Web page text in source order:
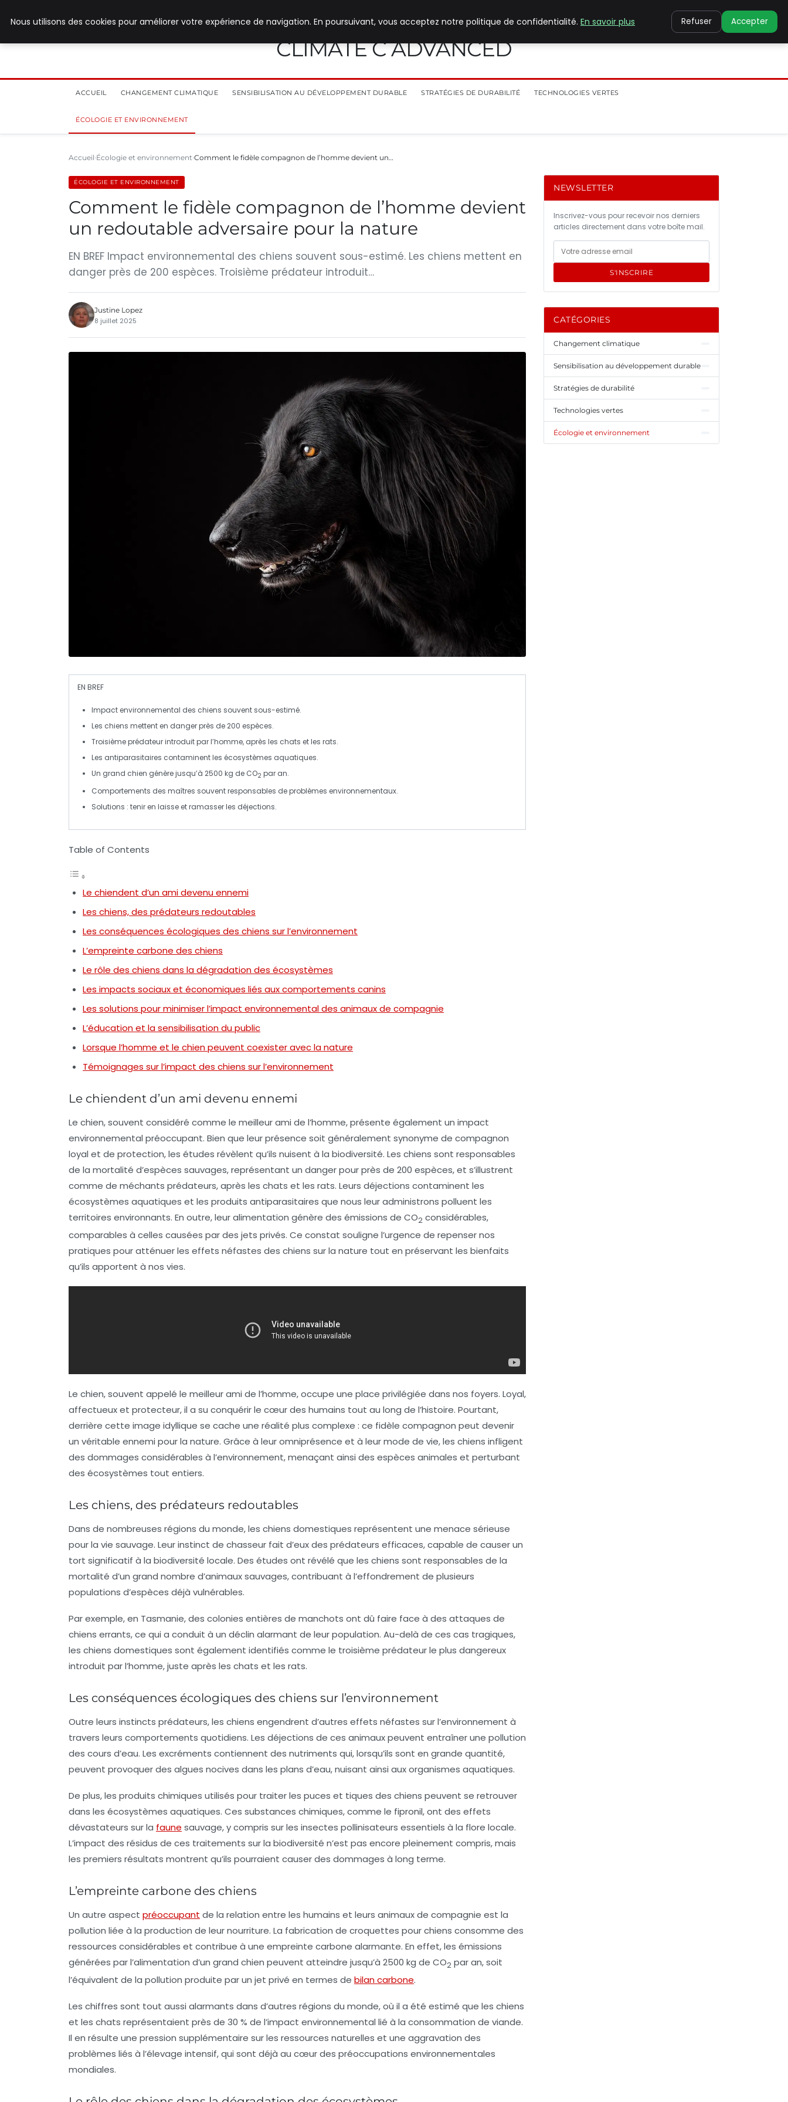
CLIMATE C ADVANCED
ACCUEIL CHANGEMENT CLIMATIQUE SENSIBILISATION AU DÉVELOPPEMENT DURABLE STRATÉGIES DE DURABILITÉ TECHNOLOGIES VERTES
ÉCOLOGIE ET ENVIRONNEMENT
Accueil Écologie et environnement Comment le fidèle compagnon de l’homme devient un…
ÉCOLOGIE ET ENVIRONNEMENT
Comment le fidèle compagnon de l’homme devient
un redoutable adversaire pour la nature
EN BREF Impact environnemental des chiens souvent sous-estimé. Les chiens mettent en
danger près de 200 espèces. Troisième prédateur introduit…
Justine Lopez
8 juillet 2025
EN BREF
Impact environnemental des chiens souvent sous-estimé.
Les chiens mettent en danger près de200 espèces.
Troisièmeprédateurintroduit par l’homme, après les chats et les rats.
Les antiparasitaires contaminent les écosystèmes aquatiques.
Un grand chien génère jusqu’à 2500 kg de CO2 par an.
Comportements des maîtres souvent responsables de problèmes environnementaux.
Solutions : tenir en laisse et ramasser les déjections.
Table of Contents
Le chiendent d’un ami devenu ennemi
Les chiens, des prédateurs redoutables
Les conséquences écologiques des chiens sur l’environnement
L’empreinte carbone des chiens
Le rôle des chiens dans la dégradation des écosystèmes
Les impacts sociaux et économiques liés aux comportements canins
Les solutions pour minimiser l’impact environnemental des animaux de compagnie
L’éducation et la sensibilisation du public
Lorsque l’homme et le chien peuvent coexister avec la nature
Témoignages sur l’impact des chiens sur l’environnement
Le chiendent d’un ami devenu ennemi
Le chien, souvent considéré comme le meilleur ami de l’homme, présente également un impact
environnemental préoccupant. Bien que leur présence soit généralement synonyme de compagnon
loyal et de protection, les études révèlent qu’ils nuisent à la biodiversité. Les chiens sont responsables
de la mortalité d’espèces sauvages, représentant un danger pour près de 200 espèces, et s’illustrent
comme de méchants prédateurs, après les chats et les rats. Leurs déjections contaminent les
écosystèmes aquatiques et les produits antiparasitaires que nous leur administrons polluent les
territoires environnants. En outre, leur alimentation génère des émissions de CO2 considérables,
comparables à celles causées par des jets privés. Ce constat souligne l’urgence de repenser nos
pratiques pour atténuer les effets néfastes des chiens sur la nature tout en préservant les bienfaits
qu’ils apportent à nos vies.
Le chien, souvent appelé le meilleur ami de l’homme, occupe une place privilégiée dans nos foyers. Loyal,
affectueux et protecteur, il a su conquérir le cœur des humains tout au long de l’histoire. Pourtant,
derrière cette image idyllique se cache une réalité plus complexe : ce fidèle compagnon peut devenir
un véritable ennemi pour la nature. Grâce à leur omniprésence et à leur mode de vie, les chiens infligent
des dommages considérables à l’environnement, menaçant ainsi des espèces animales et perturbant
des écosystèmes tout entiers.
Les chiens, des prédateurs redoutables
Dans de nombreuses régions du monde, les chiens domestiques représentent une menace sérieuse
pour la vie sauvage. Leur instinct de chasseur fait d’eux des prédateurs efficaces, capable de causer un
tort significatif à la biodiversité locale. Des études ont révélé que les chiens sont responsables de la
mortalité d’un grand nombre d’animaux sauvages, contribuant à l’effondrement de plusieurs
populations d’espèces déjà vulnérables.
Par exemple, en Tasmanie, des colonies entières de manchots ont dû faire face à des attaques de
chiens errants, ce qui a conduit à un déclin alarmant de leur population. Au-delà de ces cas tragiques,
les chiens domestiques sont également identifiés comme le troisième prédateur le plus dangereux
introduit par l’homme, juste après les chats et les rats.
Les conséquences écologiques des chiens sur l’environnement
Outre leurs instincts prédateurs, les chiens engendrent d’autres effets néfastes sur l’environnement à
travers leurs comportements quotidiens. Les déjections de ces animaux peuvent entraîner une pollution
des cours d’eau. Les excréments contiennent des nutriments qui, lorsqu’ils sont en grande quantité,
peuvent provoquer des algues nocives dans les plans d’eau, nuisant ainsi aux organismes aquatiques.
De plus, les produits chimiques utilisés pour traiter les puces et tiques des chiens peuvent se retrouver
dans les écosystèmes aquatiques. Ces substances chimiques, comme le fipronil, ont des effets
dévastateurs sur la faune sauvage, y compris sur les insectes pollinisateurs essentiels à la flore locale.
L’impact des résidus de ces traitements sur la biodiversité n’est pas encore pleinement compris, mais
les premiers résultats montrent qu’ils pourraient causer des dommages à long terme.
L’empreinte carbone des chiens
Un autre aspect préoccupant de la relation entre les humains et leurs animaux de compagnie est la
pollution liée à la production de leur nourriture. La fabrication de croquettes pour chiens consomme des
ressources considérables et contribue à une empreinte carbone alarmante. En effet, les émissions
générées par l’alimentation d’un grand chien peuvent atteindre jusqu’à 2500 kg de CO2 par an, soit
l’équivalent de la pollution produite par un jet privé en termes de bilan carbone.
Les chiffres sont tout aussi alarmants dans d’autres régions du monde, où il a été estimé que les chiens
et les chats représentaient près de 30 % de l’impact environnemental lié à la consommation de viande.
Il en résulte une pression supplémentaire sur les ressources naturelles et une aggravation des
problèmes liés à l’élevage intensif, qui sont déjà au cœur des préoccupations environnementales
mondiales.
NEWSLETTER
Inscrivez-vous pour recevoir nos derniers
articles directement dans votre boîte mail.
S'INSCRIRE
CATÉGORIES
Changement climatique
Sensibilisation au développement durable
Stratégies de durabilité
Technologies vertes
Écologie et environnement
Nous utilisons des cookies pour améliorer votre expérience de navigation. En poursuivant, vous acceptez notre politique de confidentialité. En savoir plus Refuser Accepter